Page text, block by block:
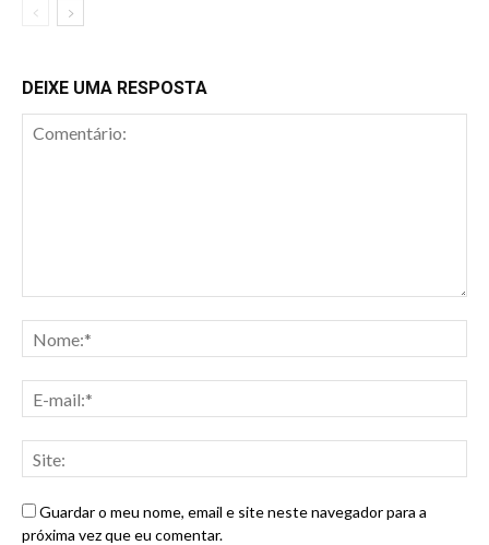
DEIXE UMA RESPOSTA
Guardar o meu nome, email e site neste navegador para a
próxima vez que eu comentar.